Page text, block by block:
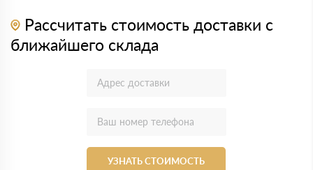
Рассчитать стоимость доставки с
ближайшего склада
УЗНАТЬ СТОИМОСТЬ